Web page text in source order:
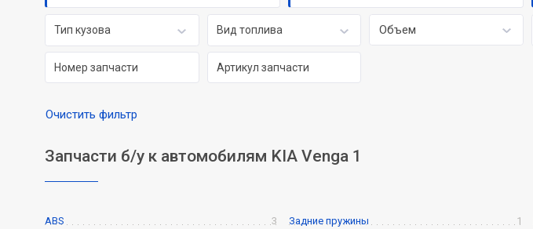
Тип кузова Вид топлива Объем
Очистить фильтр
Запчасти б/у к автомобилям KIA Venga 1
ABS
3
Задние пружины
1